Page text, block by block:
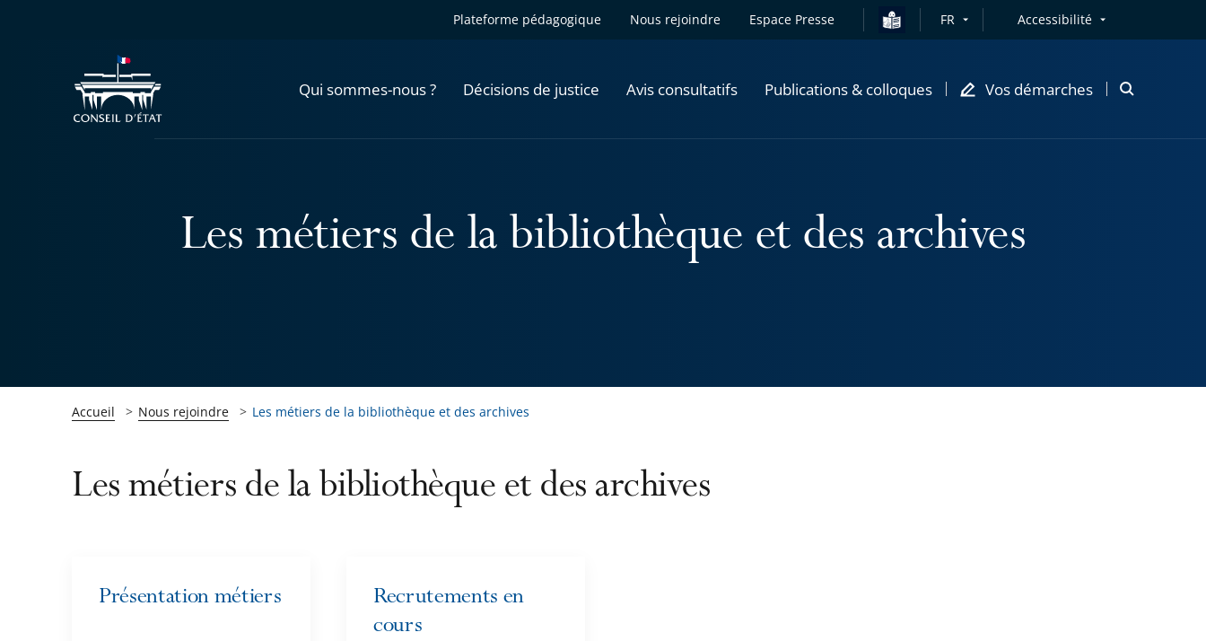
Plateforme pédagogique Nous rejoindre Espace Presse FR Accessibilité
Qui sommes-nous ? Décisions de justice Avis consultatifs Publications & colloques Vos démarches
Ouvrir
Les métiers de la bibliothèque et des archives
Accueil Nous rejoindre Les métiers de la bibliothèque et des archives
Les métiers de la bibliothèque et des archives
Présentation métiers
Recrutements en
cours